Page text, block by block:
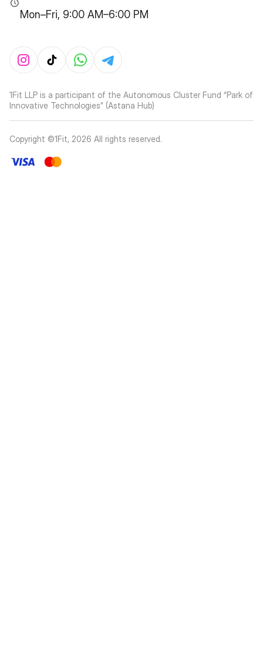
Mon–Fri, 9:00 AM–6:00 PM
1Fit LLP is a participant of the Autonomous Cluster Fund “Park of
Innovative Technologies” (Astana Hub)
Copyright ©1Fit, 2026 All rights reserved.